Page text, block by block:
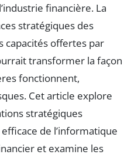
financière. La
stratégiques des
capacités offertes par
transformer la façon
fonctionnent,
Cet article explore
stratégiques
de l’informatique
et examine les